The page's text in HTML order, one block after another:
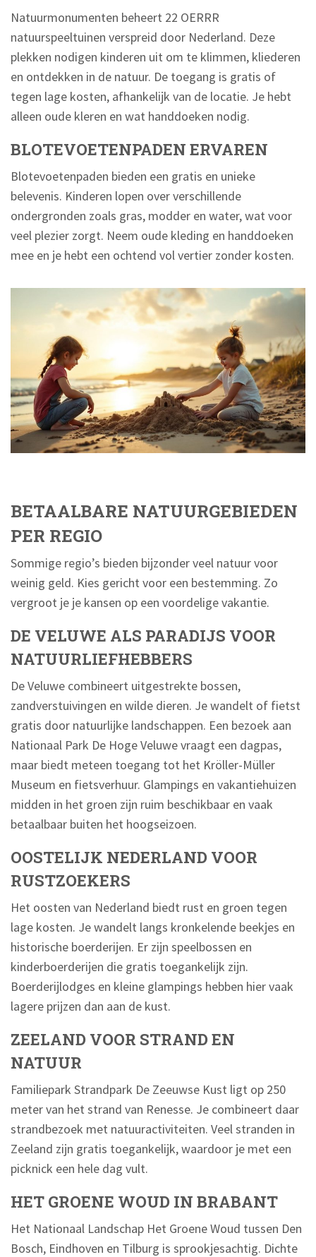
Natuurmonumenten beheert 22 OERRR
natuurspeeltuinen verspreid door Nederland. Deze
plekken nodigen kinderen uit om te klimmen, kliederen
en ontdekken in de natuur. De toegang is gratis of
tegen lage kosten, afhankelijk van de locatie. Je hebt
alleen oude kleren en wat handdoeken nodig.
BLOTEVOETENPADEN ERVAREN
Blotevoetenpaden bieden een gratis en unieke
belevenis. Kinderen lopen over verschillende
ondergronden zoals gras, modder en water, wat voor
veel plezier zorgt. Neem oude kleding en handdoeken
mee en je hebt een ochtend vol vertier zonder kosten.
BETAALBARE NATUURGEBIEDEN
PER REGIO
Sommige regio’s bieden bijzonder veel natuur voor
weinig geld. Kies gericht voor een bestemming. Zo
vergroot je je kansen op een voordelige vakantie.
DE VELUWE ALS PARADIJS VOOR
NATUURLIEFHEBBERS
De Veluwe combineert uitgestrekte bossen,
zandverstuivingen en wilde dieren. Je wandelt of fietst
gratis door natuurlijke landschappen. Een bezoek aan
Nationaal Park De Hoge Veluwe vraagt een dagpas,
maar biedt meteen toegang tot het Kröller-Müller
Museum en fietsverhuur. Glampings en vakantiehuizen
midden in het groen zijn ruim beschikbaar en vaak
betaalbaar buiten het hoogseizoen.
OOSTELIJK NEDERLAND VOOR
RUSTZOEKERS
Het oosten van Nederland biedt rust en groen tegen
lage kosten. Je wandelt langs kronkelende beekjes en
historische boerderijen. Er zijn speelbossen en
kinderboerderijen die gratis toegankelijk zijn.
Boerderijlodges en kleine glampings hebben hier vaak
lagere prijzen dan aan de kust.
ZEELAND VOOR STRAND EN
NATUUR
Familiepark Strandpark De Zeeuwse Kust ligt op 250
meter van het strand van Renesse. Je combineert daar
strandbezoek met natuuractiviteiten. Veel stranden in
Zeeland zijn gratis toegankelijk, waardoor je met een
picknick een hele dag vult.
HET GROENE WOUD IN BRABANT
Het Nationaal Landschap Het Groene Woud tussen Den
Bosch, Eindhoven en Tilburg is sprookjesachtig. Dichte